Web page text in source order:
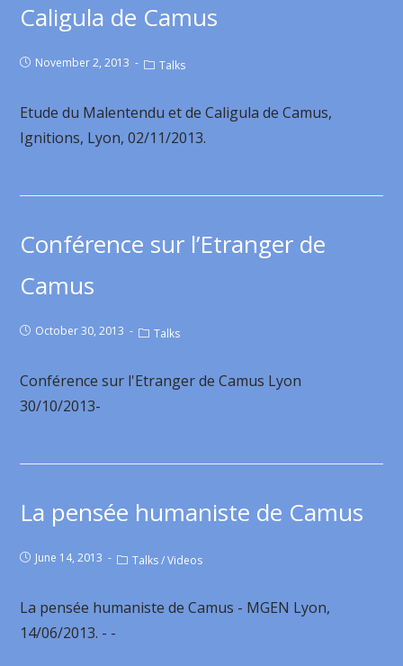
Caligula de Camus
November 2, 2013 Talks
Etude du Malentendu et de Caligula de Camus,
Ignitions, Lyon, 02/11/2013.
Conférence sur l’Etranger de
Camus
October 30, 2013 Talks
Conférence sur l'Etranger de Camus Lyon
30/10/2013-
La pensée humaniste de Camus
June 14, 2013 Talks / Videos
La pensée humaniste de Camus - MGEN Lyon,
14/06/2013. - -